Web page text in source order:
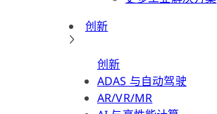
创新
创新
ADAS 与自动驾驶
AR/VR/MR